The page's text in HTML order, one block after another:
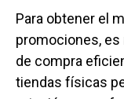
Para obtener el
promociones,
de compra
tiendas físicas